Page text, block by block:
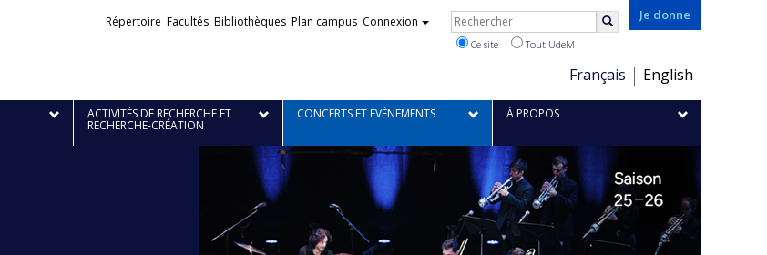
Je donne
Choix
de
langue
Français English
Liens
Répertoire Facultés Bibliothèques Plan campus Connexion Rechercher
Ce site Tout UdeM
ACTIVITÉS DE RECHERCHE ET
RECHERCHE-CRÉATION
CONCERTS ET ÉVÉNEMENTS À PROPOS